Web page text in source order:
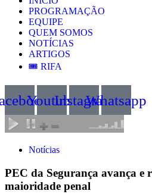
PROGRAMAÇÃO
EQUIPE
QUEM SOMOS
NOTÍCIAS
ARTIGOS
🎟️ RIFA
YoutubeInstagramWhatsapp
Notícias
PEC da Segurança avança e
maioridade penal